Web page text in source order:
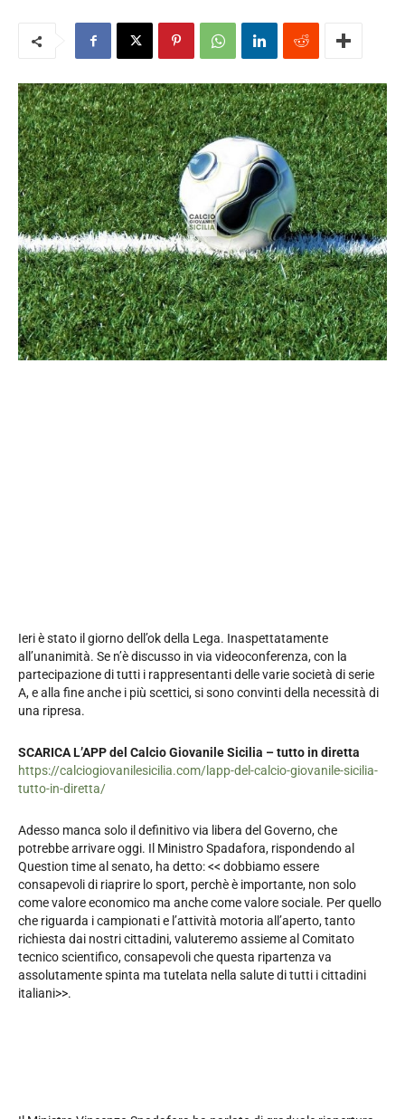
Ieri è stato il giorno dell’ok della Lega. Inaspettatamente
all’unanimità. Se n’è discusso in via videoconferenza, con la
partecipazione di tutti i rappresentanti delle varie società di serie
A, e alla fine anche i più scettici, si sono convinti della necessità di
una ripresa.
SCARICA L’APP del Calcio Giovanile Sicilia – tutto in diretta
https://calciogiovanilesicilia.com/lapp-del-calcio-giovanile-sicilia-
tutto-in-diretta/
Adesso manca solo il definitivo via libera del Governo, che
potrebbe arrivare oggi. Il Ministro Spadafora, rispondendo al
Question time al senato, ha detto: << dobbiamo essere
consapevoli di riaprire lo sport, perchè è importante, non solo
come valore economico ma anche come valore sociale. Per quello
che riguarda i campionati e l’attività motoria all’aperto, tanto
richiesta dai nostri cittadini, valuteremo assieme al Comitato
tecnico scientifico, consapevoli che questa ripartenza va
assolutamente spinta ma tutelata nella salute di tutti i cittadini
italiani>>.